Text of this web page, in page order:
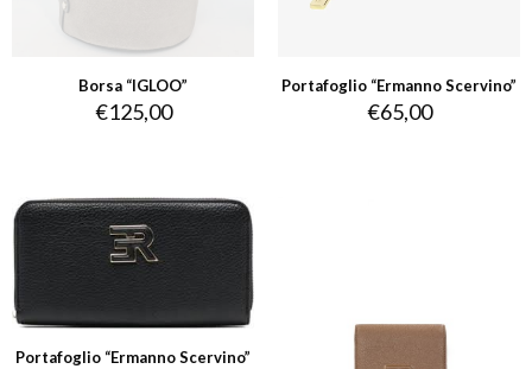
Borsa “IGLOO”
€125,00
Portafoglio “Ermanno Scervino”
€65,00
Portafoglio “Ermanno Scervino”